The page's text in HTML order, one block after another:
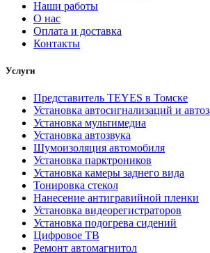
Наши работы
О нас
Оплата и доставка
Контакты
Услуги
Представитель TEYES в Томске
Установка автосигнализаций и
Установка мультимедиа
Установка автозвука
Шумоизоляция автомобиля
Установка парктроников
Установка камеры заднего вида
Тонировка стекол
Нанесение антигравийной пленки
Установка видеорегистраторов
Установка подогрева сидений
Цифровое ТВ
Ремонт автомагнитол